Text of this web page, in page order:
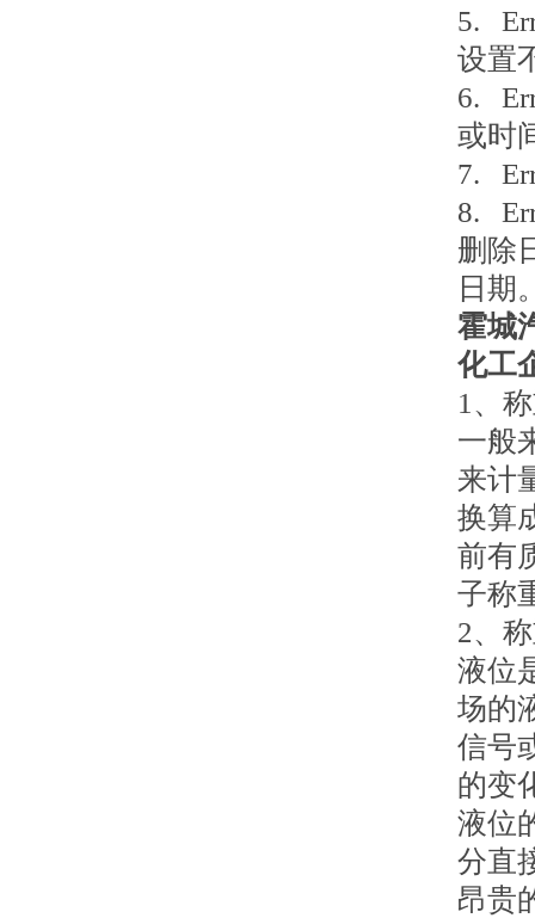
5.
设置
6.
或时
7.
8.
删除
日期
霍城
化工
1、
一般
来计
换算
前有
子称
2、
液位
场的
信号
的变
液位
分直
昂贵